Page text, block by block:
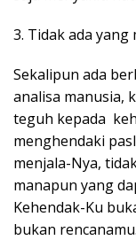
3. Tidak ada
Sekalipun ada
analisa manusia,
teguh kepada
menghendaki
menjala-Nya,
manapun yang
Kehendak-Ku
bukan